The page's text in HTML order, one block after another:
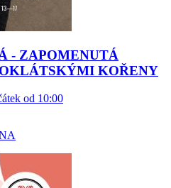
- ZAPOMENUTÁ
KOŘENY
od 10:00